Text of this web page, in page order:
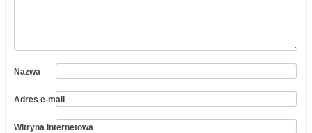
Nazwa
Adres e-mail
Witryna internetowa